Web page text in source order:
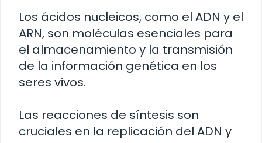
Los ácidos nucleicos, como el ADN y el
ARN, son moléculas esenciales para
el almacenamiento y la transmisión
de la información genética en los
seres vivos.
Las reacciones de síntesis son
cruciales en la replicación del ADN y